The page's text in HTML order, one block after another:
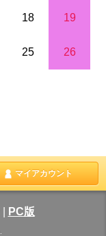
18 19
25 26
マイアカウント
PC版